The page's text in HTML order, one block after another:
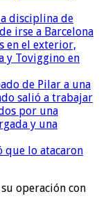
disciplina de
irse a Barcelona
en el exterior,
y Toviggino en
de Pilar a una
salió a trabajar
por una
y una
que lo atacaron
operación con